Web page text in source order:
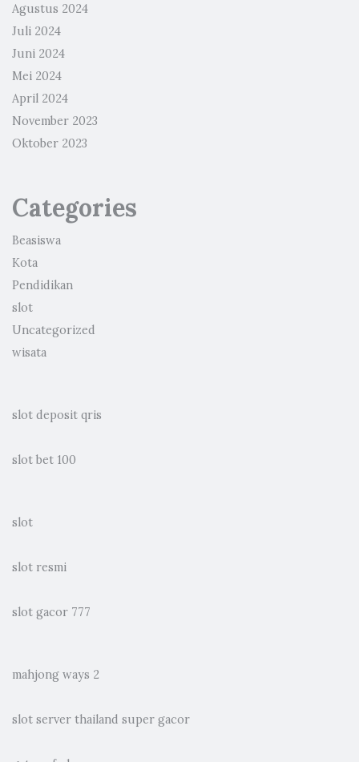
Agustus 2024
Juli 2024
Juni 2024
Mei 2024
April 2024
November 2023
Oktober 2023
Categories
Beasiswa
Kota
Pendidikan
slot
Uncategorized
wisata
slot deposit qris
slot bet 100
slot
slot resmi
slot gacor 777
mahjong ways 2
slot server thailand super gacor